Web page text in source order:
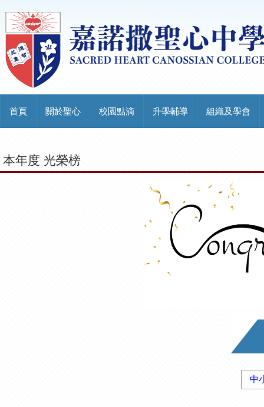
首頁 關於聖心 校園點滴 升學輔導 組織及學會
本年度 光榮榜
中